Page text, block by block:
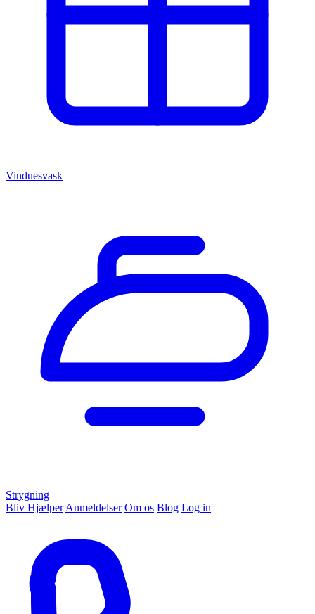
Vinduesvask
Strygning
Bliv Hjælper Anmeldelser Om os Blog Log in